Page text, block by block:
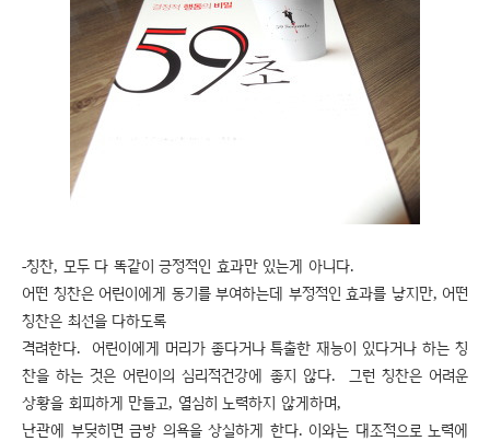
-칭찬, 모두 다 똑같이 긍정적인 효과만 있는게 아니다.
어떤 칭찬은 어린이에게 동기를 부여하는데 부정적인 효과를 낳지만, 어떤
칭찬은 최선을 다하도록
격려한다. 어린이에게 머리가 좋다거나 특출한 재능이 있다거나 하는 칭
찬을 하는 것은 어린이의 심리적건강에 좋지 않다. 그런 칭찬은 어려운
상황을 회피하게 만들고, 열심히 노력하지 않게하며,
난관에 부딪히면 금방 의욕을 상실하게 한다. 이와는 대조적으로 노력에